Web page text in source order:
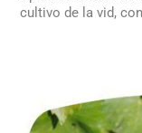
cultivo de la vid,